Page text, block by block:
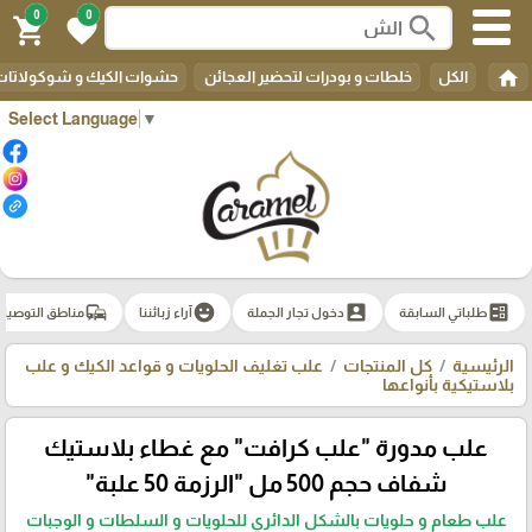
Select Language ▼
search
0
favorite
0
shopping_cart
home الكل خلطات و بودرات لتحضير العجائن حشوات الكيك و
ballotطلباتي السابقة account_box دخول تجار الجملة emoji_emotionsآراء زبائننا commuteمناطق
الرئيسية كل المنتجات
علب تغليف الحلويات و قواعد الكيك و علب
بلاستيكية بأنواعها
علب مدورة "علب كرافت" مع غطاء بلاستيك
شفاف حجم 500 مل "الرزمة 50 علبة"
علب طعام و حلويات بالشكل الدائري للحلويات و السلطات و الوجبات